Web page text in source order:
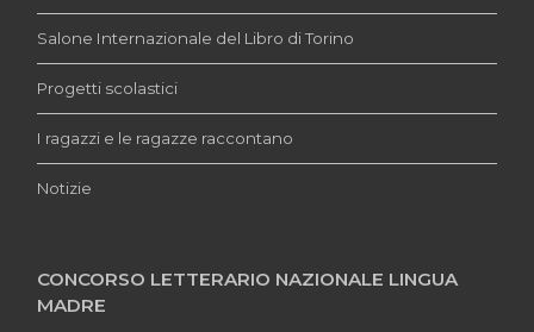
Salone Internazionale del Libro di Torino
Progetti scolastici
I ragazzi e le ragazze raccontano
Notizie
CONCORSO LETTERARIO NAZIONALE LINGUA
MADRE